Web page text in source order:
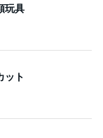
玩具
ット